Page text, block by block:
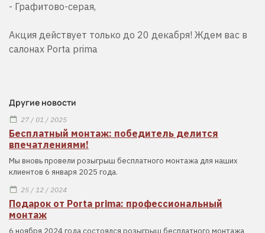
- Графитово-серая,
Акция действует только до 20 декабря! Ждем вас в
салонах Porta prima
Другие новости
27 / 01 / 2025
Бесплатный монтаж: победитель делится
впечатлениями!
Мы вновь провели розыгрыш бесплатного монтажа для наших
клиентов 6 января 2025 года.
25 / 12 / 2024
Подарок от Porta prima: профессиональный
монтаж
6 ноября 2024 года состоялся розыгрыш бесплатного монтажа